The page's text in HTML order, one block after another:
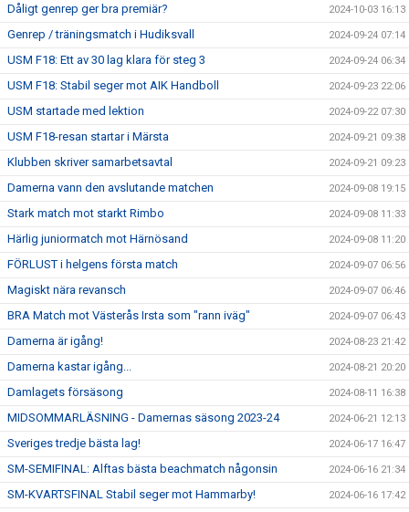
Dåligt genrep ger bra premiär? 2024-10-03 16:13
Genrep / träningsmatch i Hudiksvall 2024-09-24 07:14
USM F18: Ett av 30 lag klara för steg 3 2024-09-24 06:34
USM F18: Stabil seger mot AIK Handboll 2024-09-23 22:06
USM startade med lektion 2024-09-22 07:30
USM F18-resan startar i Märsta 2024-09-21 09:38
Klubben skriver samarbetsavtal 2024-09-21 09:23
Damerna vann den avslutande matchen 2024-09-08 19:15
Stark match mot starkt Rimbo 2024-09-08 11:33
Härlig juniormatch mot Härnösand 2024-09-08 11:20
FÖRLUST i helgens första match 2024-09-07 06:56
Magiskt nära revansch 2024-09-07 06:46
BRA Match mot Västerås Irsta som "rann iväg" 2024-09-07 06:43
Damerna är igång! 2024-08-23 21:42
Damerna kastar igång... 2024-08-21 20:20
Damlagets försäsong 2024-08-11 16:38
MIDSOMMARLÄSNING - Damernas säsong 2023-24 2024-06-21 12:13
Sveriges tredje bästa lag! 2024-06-17 16:47
SM-SEMIFINAL: Alftas bästa beachmatch någonsin 2024-06-16 21:34
SM-KVARTSFINAL Stabil seger mot Hammarby! 2024-06-16 17:42